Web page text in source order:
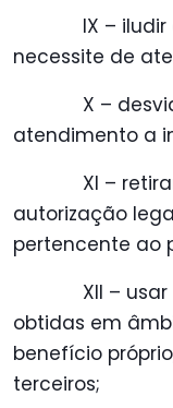
IX –
necessite de
X –
atendimento a
XI –
autorização
pertencente ao
XII –
obtidas em
benefício
terceiros;